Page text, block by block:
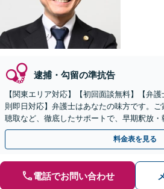
逮捕・勾留の準抗告
【関東エリア対応】【初回面談無料】【弁
則即日対応】弁護士はあなたの味方です。
聴取など、徹底したサポートで、早期釈放
指します【WEB面談可】【休日・夜間・当
料金表を見る
電話でお問い合わせ